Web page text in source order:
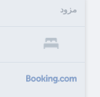
مزود